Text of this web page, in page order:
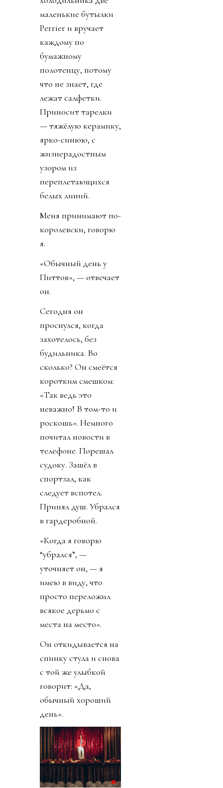
к пальмам,
купленным и
высаженным им
вокруг воды
(«потому что я
помешан на
деревьях»), а дальше
— к бесконечному
Лос-Анджелесу.
Этот дом он купил
прошлой осенью. И
провёл здесь в общей
сложности три
недели — урывками.
гостям — таково
правило», — говорит
стул. Достаёт из
холодильника две
маленькие бутылки
Perrier и вручает
полотенцу, потому
что не знает, где
Приносит тарелки
— тяжёлую керамику,
ярко-синюю, с
узором из
переплетающихся
Меня принимают по-
королевски, говорю
я.
«Обычный день у
Питтов», — отвечает
он.
Сегодня он
проснулся, когда
захотелось, без
сколько? Он смеётся
коротким смешком:
«Так ведь это
неважно! В том-то и
роскошь». Немного
почитал новости в
телефоне. Порешал
судоку. Зашёл в
спортзал, как
следует вспотел.
Принял душ. Убрался